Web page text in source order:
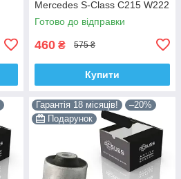
Mercedes S-Class C215 W222
W220 V220 (1998-). Корея
ACSUSS! 28744 , TD4208W ,
Готово до відправки
460 ₴ 575 ₴
Купити
Гарантія 18 місяців!
–20%
Подарунок